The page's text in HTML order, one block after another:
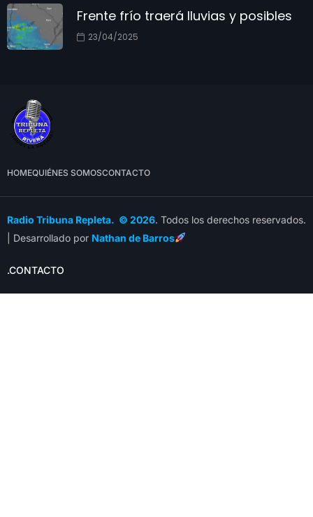
Frente frío traerá lluvias y posibles
23/04/2025
HOMEQUIÉNES SOMOSCONTACTO
Radio Tribuna Repleta. © 2026. Todos los derechos reservados.
| Desarrollado por Nathan de Barros
.CONTACTO